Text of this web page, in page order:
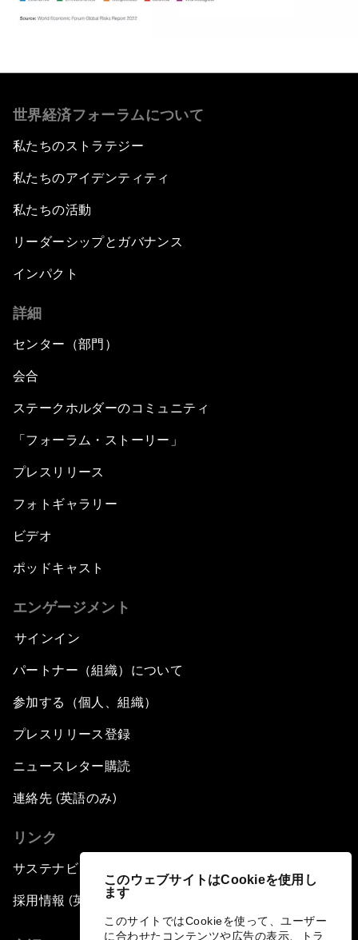
このウェブサイトはCookieを使用し
ます
このサイトではCookieを使って、ユーザー
に合わせたコンテンツや広告の表示、トラ
世界経済フォーラムについて
私たちのストラテジー
私たちのアイデンティティ
私たちの活動
リーダーシップとガバナンス
インパクト
詳細
センター（部門）
会合
ステークホルダーのコミュニティ
「フォーラム・ストーリー」
プレスリリース
フォトギャラリー
ビデオ
ポッドキャスト
エンゲージメント
サインイン
パートナー（組織）について
参加する（個人、組織）
プレスリリース登録
ニュースレター購読
連絡先 (英語のみ)
リンク
サステナビリティへの取り組み
採用情報 (英語のみ)